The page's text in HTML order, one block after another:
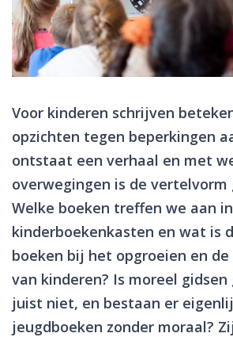
Voor kinderen schrijven
opzichten tegen beperkingen
ontstaat een verhaal en met
overwegingen is de vertelvorm
Welke boeken treffen we aan
kinderboekenkasten en wat is
boeken bij het opgroeien en
van kinderen? Is moreel
juist niet, en bestaan er
jeugdboeken zonder moraal?